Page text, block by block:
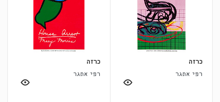
כרזה
רפי אתגר
כרזה
רפי אתגר